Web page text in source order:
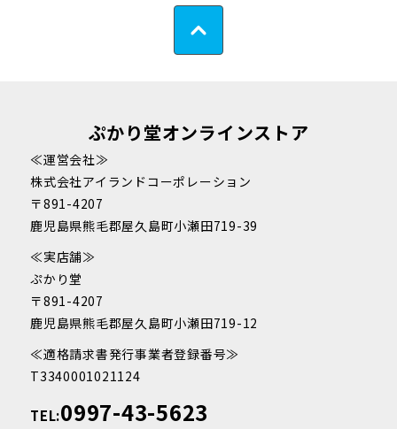
ぷかり堂オンラインストア
≪運営会社≫
株式会社アイランドコーポレーション
〒891-4207
鹿児島県熊毛郡屋久島町小瀬田719-39
≪実店舗≫
ぷかり堂
〒891-4207
鹿児島県熊毛郡屋久島町小瀬田719-12
≪適格請求書発行事業者登録番号≫
T3340001021124
TEL:0997-43-5623